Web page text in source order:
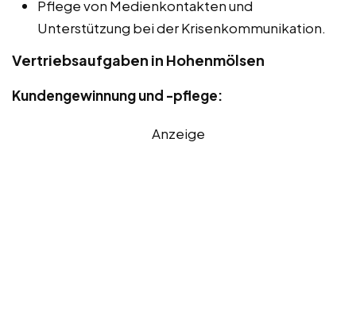
Pflege von Medienkontakten und
Unterstützung bei der Krisenkommunikation.
Vertriebsaufgaben in Hohenmölsen
Kundengewinnung und -pflege:
Anzeige